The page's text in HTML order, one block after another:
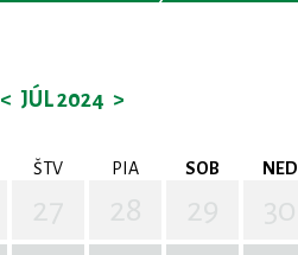
< JÚL 2024 >
ŠTV PIA SOB NED